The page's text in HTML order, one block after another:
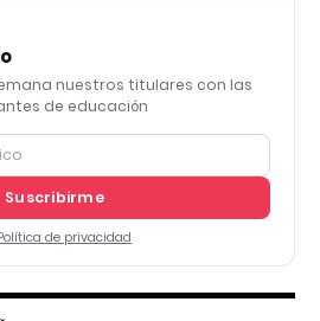
nuestros titulares con las
de educación
Suscribirme
de privacidad